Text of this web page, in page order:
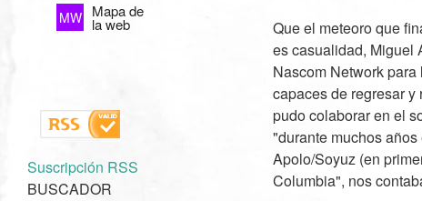
Que el meteoro que
es casualidad, Miguel
Nascom Network
capaces de regresar
pudo colaborar en el
"durante muchos
Apolo/Soyuz (en
Columbia", nos
MW Mapa de
la web
Suscripción RSS
BUSCADOR